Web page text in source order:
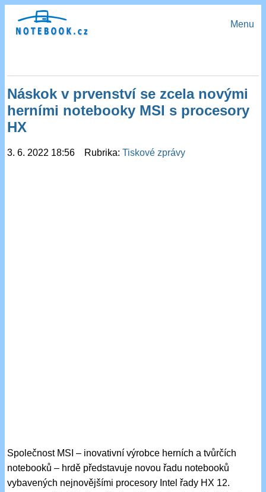
Menu
Náskok v prvenství se zcela novými
herními notebooky MSI s procesory
HX
3. 6. 2022 18:56 Rubrika:Tiskové zprávy
Společnost MSI – inovativní výrobce herních a tvůrčích
notebooků – hrdě představuje novou řadu notebooků
vybavených nejnovějšími procesory Intel řady HX 12.